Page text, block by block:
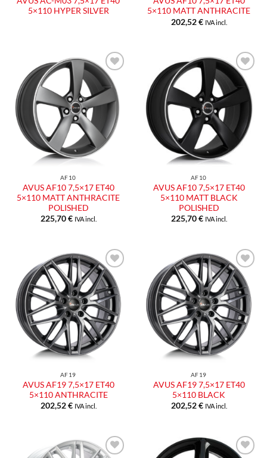
5×110 HYPER SILVER
5×110 MATT ANTHRACITE
202,52€ IVA incl.
Aggiungi
alla lista
desideri
AF10
AVUS AF10 7,5×17 ET40
5×110 MATT ANTHRACITE
POLISHED
225,70€ IVA incl.
Aggiungi
alla lista
dei
desideri
AF10
AVUS AF10 7,5×17 ET40
5×110 MATT BLACK
POLISHED
225,70€ IVA incl.
Aggiungi
alla lista
dei
desideri
AF19
AVUS AF19 7,5×17 ET40
5×110 ANTHRACITE
202,52€ IVA incl.
Aggiungi
alla lista
dei
desideri
AF19
AVUS AF19 7,5×17 ET40
5×110 BLACK
202,52€ IVA incl.